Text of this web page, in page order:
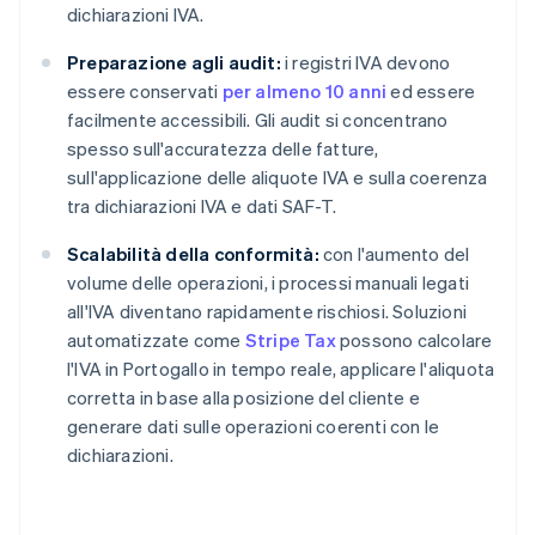
dichiarazioni IVA.
Preparazione agli audit: i registri IVA devono
essere conservati per almeno 10 anni ed essere
facilmente accessibili. Gli audit si concentrano
spesso sull'accuratezza delle fatture,
sull'applicazione delle aliquote IVA e sulla coerenza
tra dichiarazioni IVA e dati SAF-T.
Scalabilità della conformità: con l'aumento del
volume delle operazioni, i processi manuali legati
all'IVA diventano rapidamente rischiosi. Soluzioni
automatizzate come Stripe Taxpossono calcolare
l'IVA in Portogallo in tempo reale, applicare l'aliquota
corretta in base alla posizione del cliente e
generare dati sulle operazioni coerenti con le
dichiarazioni.